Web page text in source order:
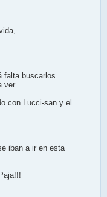
falta buscarlos…
ver…
con Lucci-san y el
iban a ir en esta